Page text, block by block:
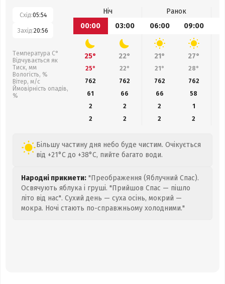
Схід:05:54
Захід:20:56
Температура С°
Відчувається як
Тиск, мм
Вологість, %
Вітер, м/с
Ймовірність опадів,
%
Ніч
Ранок
00:00
03:00 06:00 09:00
25° 22° 21° 27°
25° 22° 21° 28°
762
762 762 762
61
66 66 58
2
2 2
1
2
2 2 2
Більшу частину дня небо буде чистим. Очікується
від +21°C до +38°C, пийте багато води.
Народні прикмети: "Преображення (Яблучний Спас).
Освячують яблука і груші. "Прийшов Спас — пішло
літо від нас". Сухий день — суха осінь, мокрий —
мокра. Ночі стають по-справжньому холодними."